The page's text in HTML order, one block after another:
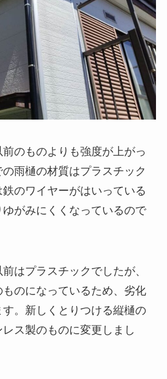
のものよりも強度が上がっ
雨樋の材質はプラスチック
のワイヤーがはいっている
がみにくくなっているので
はプラスチックでしたが、
のになっているため、劣化
す。新しくとりつける縦樋の
ス製のものに変更しまし